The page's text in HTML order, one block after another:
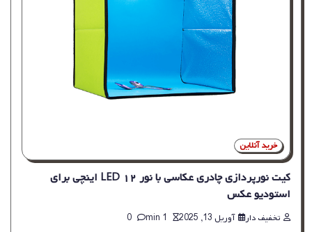
خرید آنلاین
کیت نورپردازی چادری عکاسی با نور LED ۱۲ اینچی برای
استودیو عکس
تخفیف دار آوریل 13, 2025